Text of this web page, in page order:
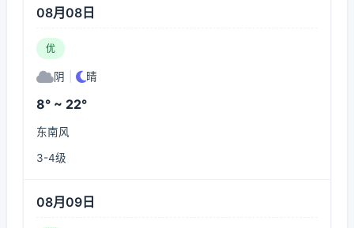
08月08日
优
阴 晴
8° ~ 22°
东南风
3-4级
08月09日